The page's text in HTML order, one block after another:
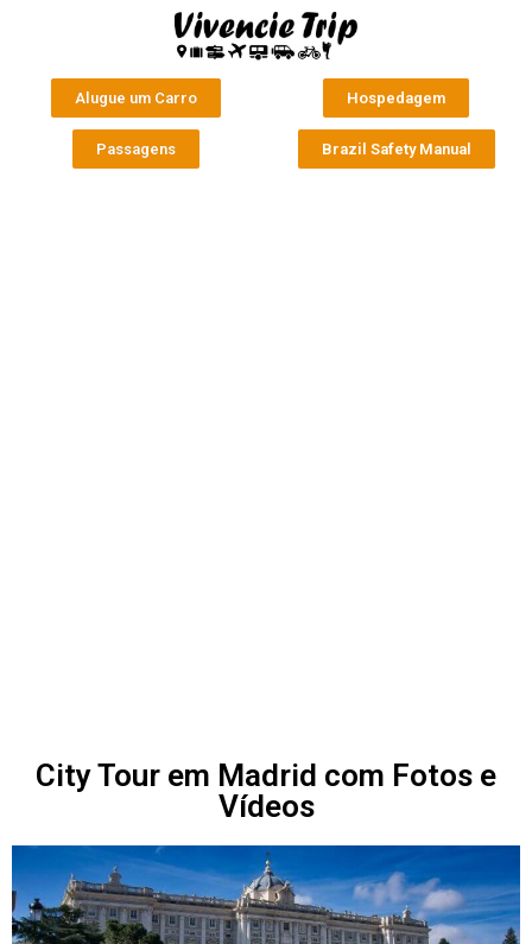
Alugue um Carro Hospedagem
Passagens Brazil Safety Manual
City Tour em Madrid com Fotos e
Vídeos